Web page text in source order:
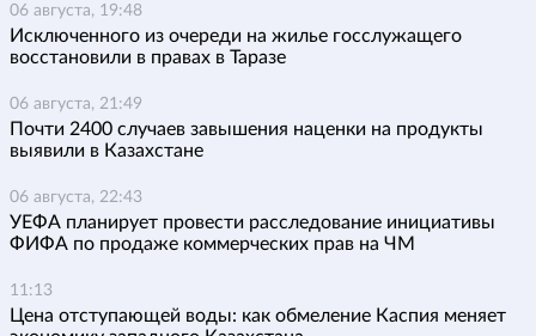
06 августа, 19:48
Исключенного из очереди на жилье госслужащего
восстановили в правах в Таразе
06 августа, 21:49
Почти 2400 случаев завышения наценки на продукты
выявили в Казахстане
06 августа, 22:43
УЕФА планирует провести расследование инициативы
ФИФА по продаже коммерческих прав на ЧМ
11:13
Цена отступающей воды: как обмеление Каспия меняет